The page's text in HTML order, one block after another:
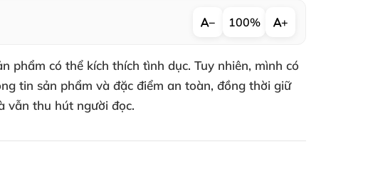
− 100% +
phẩm có thể kích thích tình dục. Tuy nhiên, mình có
tin sản phẩm và đặc điểm an toàn, đồng thời giữ
vẫn thu hút người đọc.